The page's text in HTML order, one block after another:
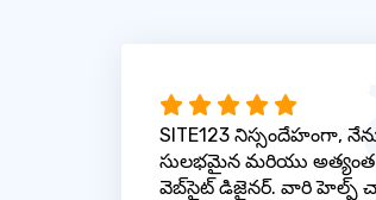
SITE123 నిస్సందేహంగా,
సులభమైన మరియు అత్యంత
వెబ్‌సైట్ డిజైనర్. వారి హెల్ప్